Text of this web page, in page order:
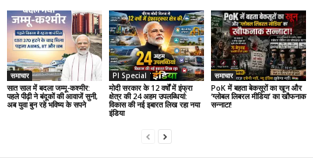
समाचार
सात साल में बदला जम्मू-कश्मीर:
पहले पीढ़ी ने बंदूकों की आवाजें सुनी,
अब युवा बुन रहे भविष्य के सपने
PI Special
मोदी सरकार के 12 वर्षों में इंफ्रा
क्षेत्र की 24 अहम उपलब्धियां:
विकास की नई इबारत लिख रहा नया
इंडिया
समाचार
PoK में बहता बेकसूरों का खून और
‘ग्लोबल लिबरल मीडिया’ का खौफनाक
सन्नाटा!